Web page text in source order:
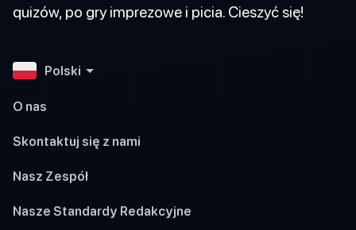
quizów, po gry imprezowe i picia. Cieszyć się!
Polski
O nas
Skontaktuj się z nami
Nasz Zespół
Nasze Standardy Redakcyjne